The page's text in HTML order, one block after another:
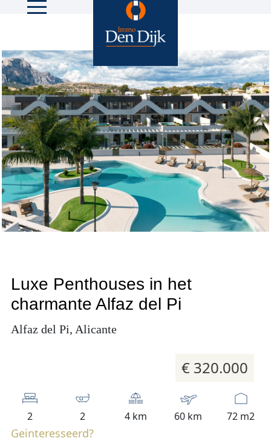
13 foto's
Luxe Penthouses in het
charmante Alfaz del Pi
Alfaz del Pi, Alicante
€ 320.000
2 2 4 km 60 km 72 m2
Geinteresseerd?